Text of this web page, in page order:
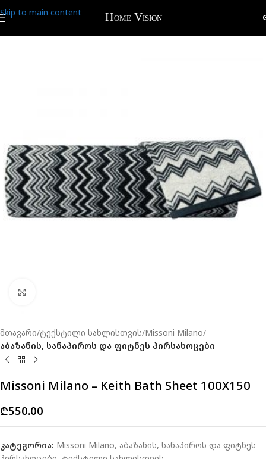
Skip to main content
მთავარი ტექსტილი სახლისთვის Missoni Milano
აბაზანის, სანაპიროს და ფიტნეს პირსახოცები
Missoni Milano – Keith Bath Sheet 100X150
₾550.00
კატეგორია: Missoni Milano, აბაზანის, სანაპიროს და ფიტნეს